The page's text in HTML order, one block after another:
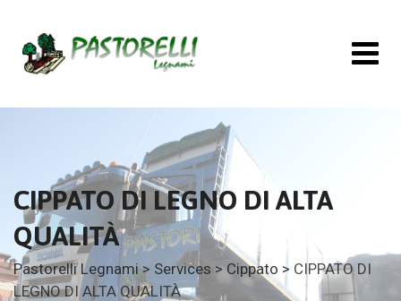
CIPPATO DI LEGNO DI ALTA
QUALITÀ
Pastorelli Legnami> Services >Cippato > CIPPATO DI
LEGNO DI ALTA QUALITÀ